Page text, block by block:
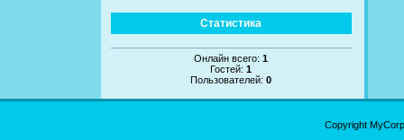
Статистика
Онлайн всего:1
Гостей:1
Пользователей:0
Copyright